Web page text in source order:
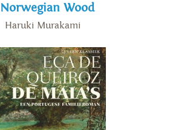
Norwegian Wood
Haruki Murakami